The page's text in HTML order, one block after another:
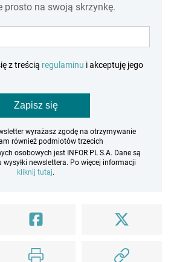
prosto na swoją skrzynkę.
z treścią regulaminu i akceptuję jego
Zapisz się
wyrażasz zgodę na otrzymywanie
również podmiotów trzecich
osobowych jest INFOR PL S.A. Dane są
wysyłki newslettera. Po więcej informacji
kliknij tutaj.